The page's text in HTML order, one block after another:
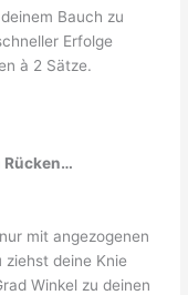
Bauch zu
Erfolge
à 2 Sätze.
Rücken…
mit angezogenen
deine Knie
Winkel zu deinen